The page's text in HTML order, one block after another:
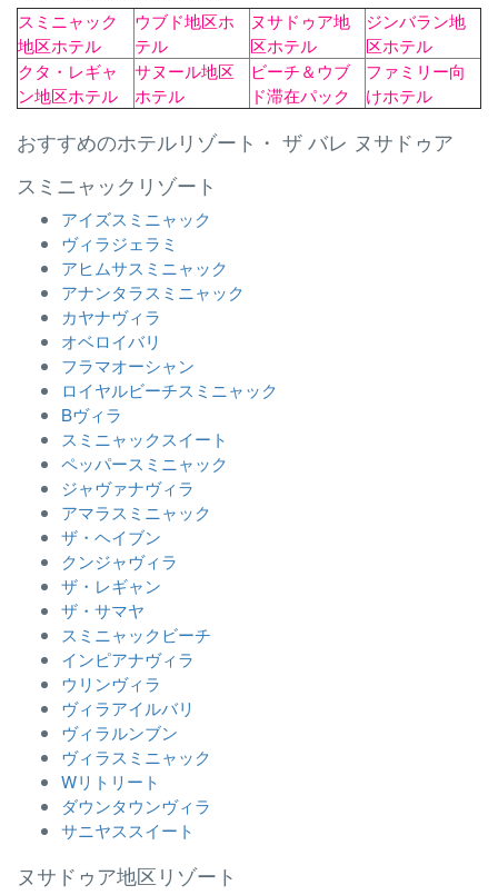
スミニャック
地区ホテル
ウブド地区ホ
テル
ヌサドゥア地
区ホテル
ジンバラン地
区ホテル
クタ・レギャ
ン地区ホテル
サヌール地区
ホテル
ビーチ＆ウブ
ド滞在パック
ファミリー向
けホテル
おすすめのホテルリゾート・ ザ バレ ヌサドゥア
スミニャックリゾート
アイズスミニャック
ヴィラジェラミ
アヒムサスミニャック
アナンタラスミニャック
カヤナヴィラ
オベロイバリ
フラマオーシャン
ロイヤルビーチスミニャック
Bヴィラ
スミニャックスイート
ペッパースミニャック
ジャヴァナヴィラ
アマラスミニャック
ザ・ヘイブン
クンジャヴィラ
ザ・レギャン
ザ・サマヤ
スミニャックビーチ
インピアナヴィラ
ウリンヴィラ
ヴィラアイルバリ
ヴィラルンブン
ヴィラスミニャック
Wリトリート
ダウンタウンヴィラ
サニヤススイート
ヌサドゥア地区リゾート